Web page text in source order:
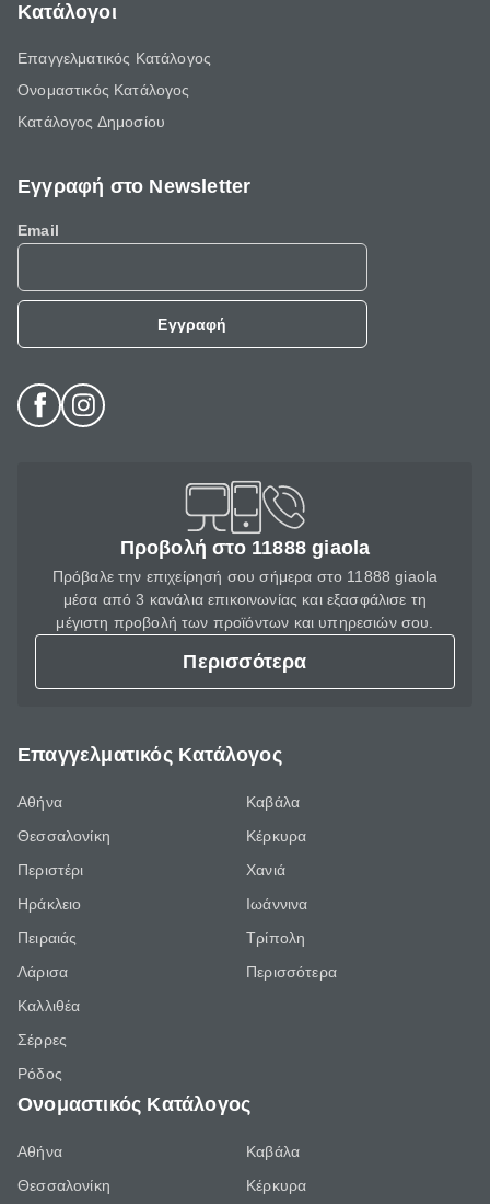
Κατάλογοι
Επαγγελματικός Κατάλογος
Ονομαστικός Κατάλογος
Κατάλογος Δημοσίου
Εγγραφή στο Newsletter
Email
Εγγραφή
Προβολή στο 11888 giaola
Πρόβαλε την επιχείρησή σου σήμερα στο 11888 giaola
μέσα από 3 κανάλια επικοινωνίας και εξασφάλισε τη
μέγιστη προβολή των προϊόντων και υπηρεσιών σου.
Περισσότερα
Επαγγελματικός Κατάλογος
Αθήνα
Θεσσαλονίκη
Περιστέρι
Ηράκλειο
Πειραιάς
Λάρισα
Καλλιθέα
Σέρρες
Ρόδος
Καβάλα
Κέρκυρα
Χανιά
Ιωάννινα
Τρίπολη
Περισσότερα
Ονομαστικός Κατάλογος
Αθήνα
Θεσσαλονίκη
Καβάλα
Κέρκυρα